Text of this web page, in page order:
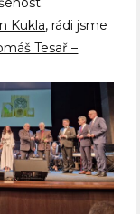
Kukla, rádi jsme
Tesař –